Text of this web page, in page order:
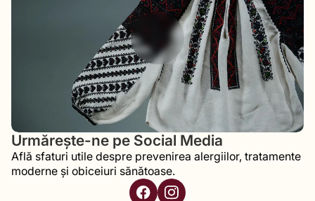
Urmărește-ne pe Social Media
Află sfaturi utile despre prevenirea alergiilor, tratamente
moderne și obiceiuri sănătoase.